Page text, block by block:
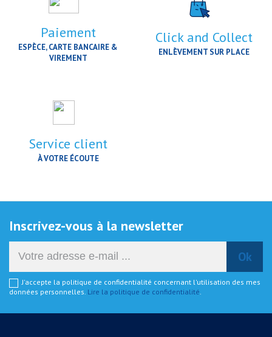
Paiement
ESPÈCE, CARTE BANCAIRE &
VIREMENT
Click and Collect
ENLÈVEMENT SUR PLACE
Service client
À VOTRE ÉCOUTE
Inscrivez-vous à la newsletter
J'accepte la politique de confidentialité concernant l'utilisation des mes
données personnelles. Lire la politique de confidentialité